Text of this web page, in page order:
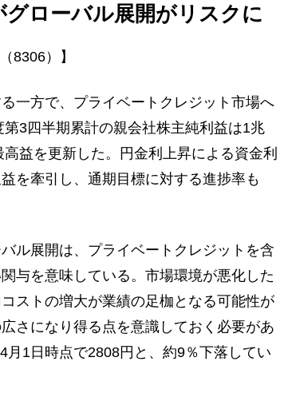
ローバル展開がリスクに
8306）】
一方で、プライベートクレジット市場へ
3四半期累計の親会社株主純利益は1兆
益を更新した。円金利上昇による資金利
を牽引し、通期目標に対する進捗率も
ル展開は、プライベートクレジットを含
与を意味している。市場環境が悪化した
ストの増大が業績の足枷となる可能性が
さになり得る点を意識しておく必要があ
1日時点で2808円と、約9％下落してい